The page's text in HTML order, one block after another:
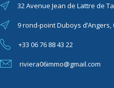
32 Avenue Jean de Lattre de
9 rond-point Duboys d’Angers,
+33 06 76 88 43 22
riviera06immo@gmail.com